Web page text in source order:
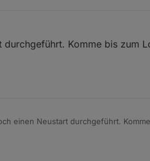
Komme bis zum
einen Neustart durchgeführt.